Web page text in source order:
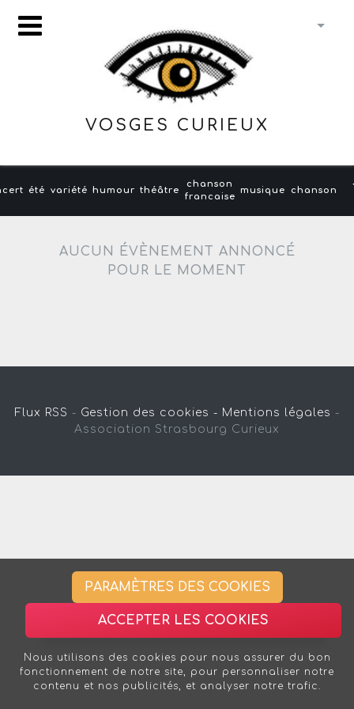
VOSGES CURIEUX
été variété humour théâtre
chanson
francaise
musique chanson
AUCUN ÉVÈNEMENT ANNONCÉ
POUR LE MOMENT
Flux RSS - Gestion des cookies - Mentions légales -
Association Strasbourg Curieux
PARAMÈTRES DES COOKIES
ACCEPTER LES COOKIES
Nous utilisons des cookies pour nous assurer du bon
fonctionnement de notre site, pour personnaliser notre
contenu et nos publicités, et analyser notre trafic.